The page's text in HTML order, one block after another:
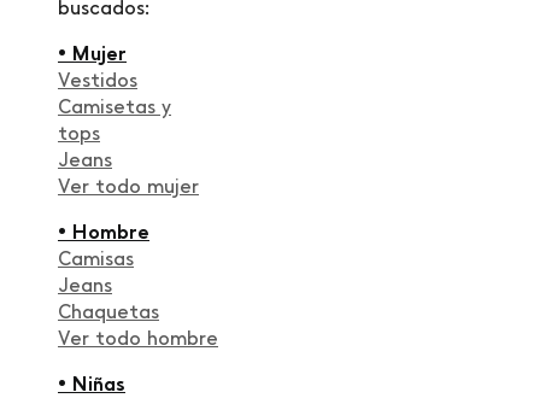
buscados:
• Mujer
Vestidos
Camisetas y
tops
Jeans
Ver todo mujer
• Hombre
Camisas
Jeans
Chaquetas
Ver todo hombre
• Niñas